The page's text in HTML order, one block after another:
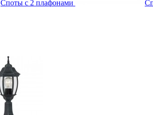
Споты с 2 плафонами